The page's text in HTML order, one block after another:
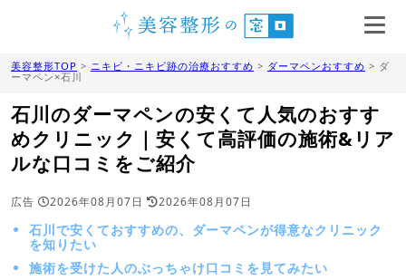
美容整形TOP > ニキビ・ニキビ跡の治療おすすめ > ダーマペンおすすめ > ダ
ーマペン×石川
石川のダーマペンの安くて人気のおすす
めクリニック｜安くて高評価の施術&リア
ルな口コミをご紹介
広告 2026年08月07日 2026年08月07日
石川で安くておすすめの、ダーマペンが得意なクリニック
を知りたい
施術を受けた人のぶっちゃけ口コミを見てみたい